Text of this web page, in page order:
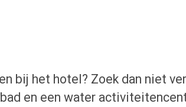
bij het hotel? Zoek dan niet
en een water